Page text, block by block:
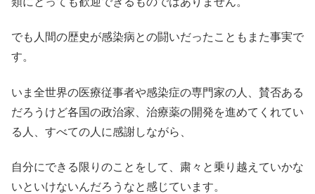
でも人間の歴史が感染病との闘いだったこともまた事実で
す。
いま全世界の医療従事者や感染症の専門家の人、賛否ある
だろうけど各国の政治家、治療薬の開発を進めてくれてい
る人、すべての人に感謝しながら、
自分にできる限りのことをして、粛々と乗り越えていかな
いといけないんだろうなと感じています。